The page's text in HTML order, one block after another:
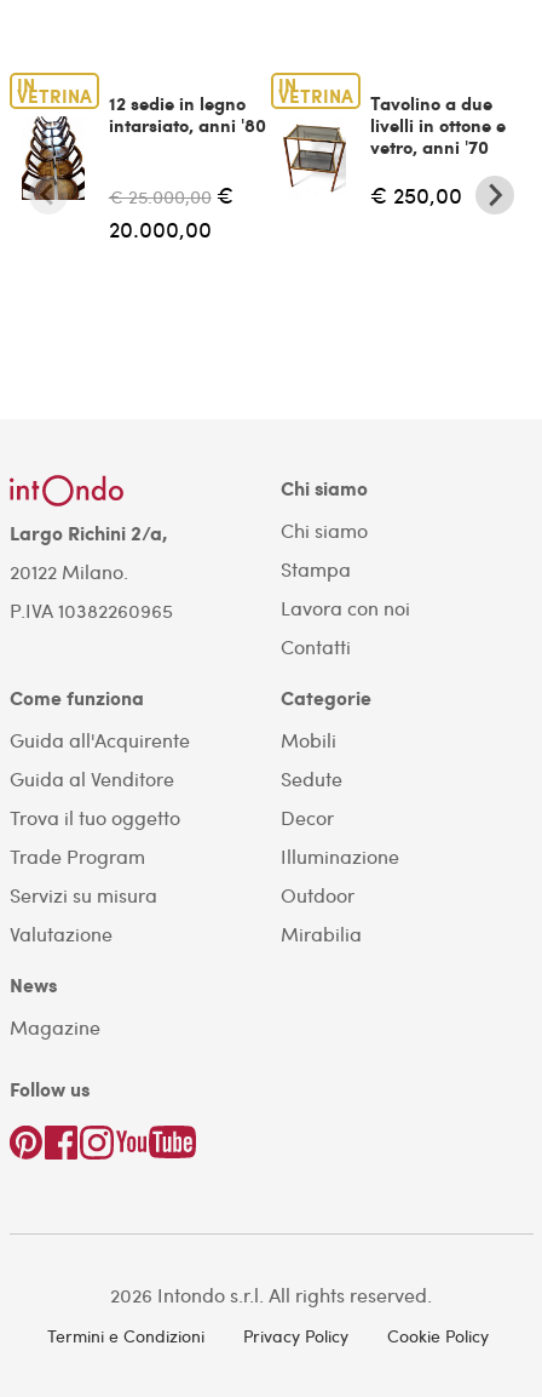
IN
VETRINA
12 sedie in legno
intarsiato, anni '80
€ 25.000,00 €
20.000,00
IN
VETRINA
Tavolino a due
livelli in ottone e
vetro, anni '70
€ 250,00
Largo Richini 2/a,
20122 Milano.
P.IVA 10382260965
Chi siamo
Chi siamo
Stampa
Lavora con noi
Contatti
Come funziona
Guida all'Acquirente
Guida al Venditore
Trova il tuo oggetto
Trade Program
Servizi su misura
Valutazione
Categorie
Mobili
Sedute
Decor
Illuminazione
Outdoor
Mirabilia
News
Magazine
Follow us
2026 Intondo s.r.l. All rights reserved.
Termini e Condizioni Privacy Policy Cookie Policy